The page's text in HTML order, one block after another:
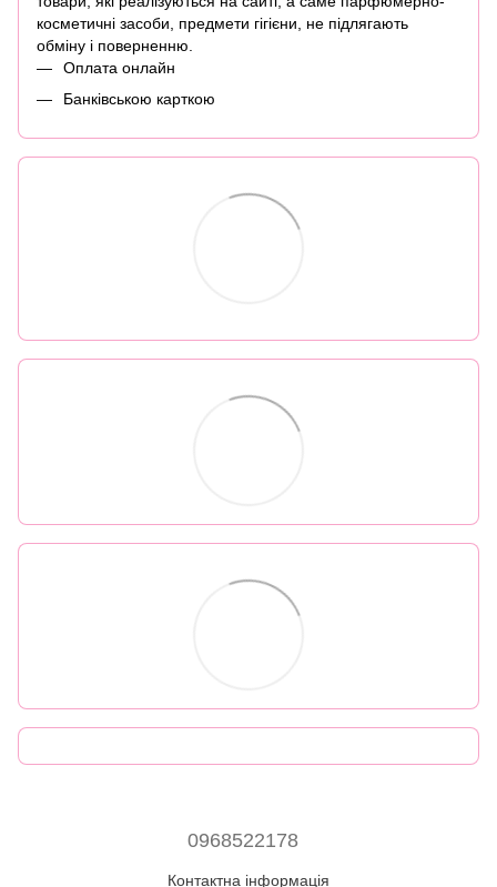
косметичні засоби, предмети гігієни, не підлягають
обміну і поверненню.
Оплата онлайн
Банківською карткою
0968522178
Контактна інформація